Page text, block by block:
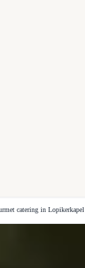
catering in Lopikerkapel